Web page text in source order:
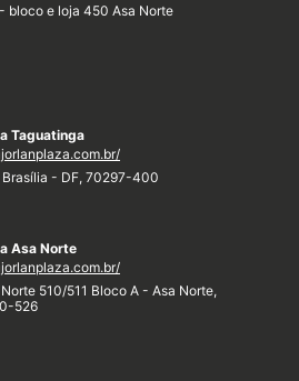
bloco e loja 450 Asa Norte
Taguatinga
Brasília - DF, 70297-400
Asa Norte
510/511 Bloco A - Asa Norte,
526